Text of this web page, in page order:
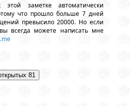
этой заметке автоматически
что прошло больше 7 дней
превысило 20000. Но если
всегда можете написать мне